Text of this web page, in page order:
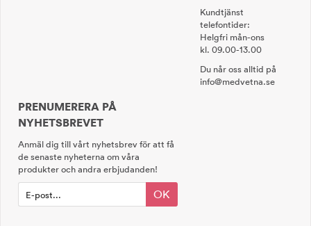
Kundtjänst
telefontider:
Helgfri mån-ons
kl. 09.00-13.00
Du når oss alltid på
info@medvetna.se
PRENUMERERA PÅ
NYHETSBREVET
Anmäl dig till vårt nyhetsbrev för att få
de senaste nyheterna om våra
produkter och andra erbjudanden!
OK